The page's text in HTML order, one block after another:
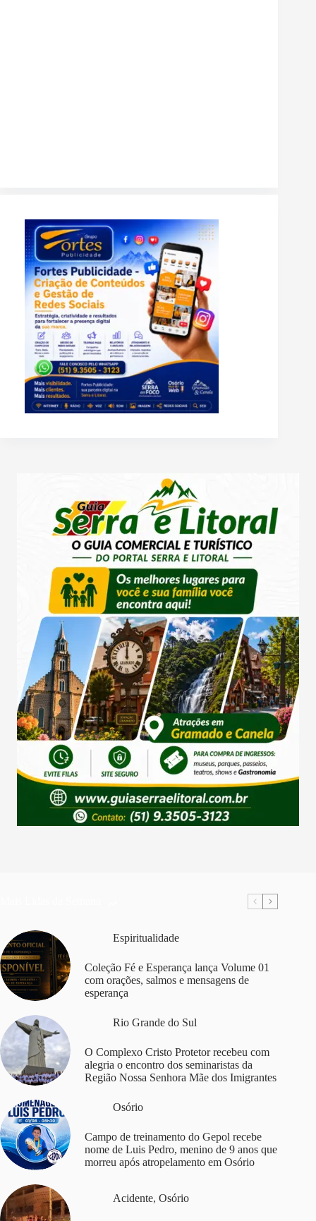
Espiritualidade
Coleção Fé e Esperança lança Volume 01
com orações, salmos e mensagens de
esperança
Rio Grande do Sul
O Complexo Cristo Protetor recebeu com
alegria o encontro dos seminaristas da
Região Nossa Senhora Mãe dos Imigrantes
Osório
Campo de treinamento do Gepol recebe
nome de Luis Pedro, menino de 9 anos que
morreu após atropelamento em Osório
Acidente, Osório